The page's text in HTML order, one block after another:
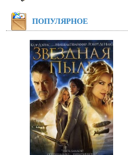
ПОПУЛЯРНОЕ